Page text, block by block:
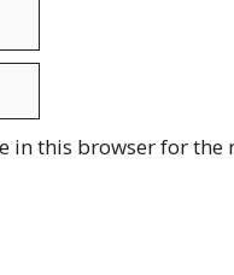
in this browser for the